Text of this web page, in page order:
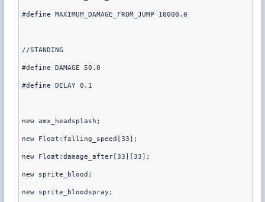
#define MAXIMUM_DAMAGE_FROM_JUMP 10000.0
//STANDING
#define DAMAGE 50.0
#define DELAY 0.1
new amx_headsplash;
new Float:falling_speed[33];
new Float:damage_after[33][33];
new sprite_blood;
new sprite_bloodspray;